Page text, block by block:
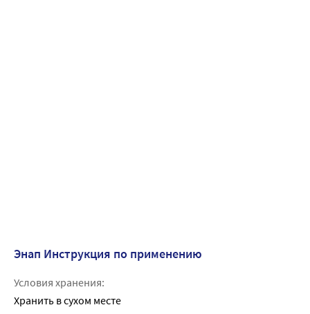
Энап Инструкция по применению
Условия хранения:
Хранить в сухом месте